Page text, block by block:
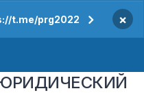
t.me/prg2022 ×